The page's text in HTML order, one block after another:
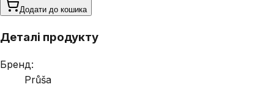
Додати до кошика
Деталі продукту
Бренд:
Průša